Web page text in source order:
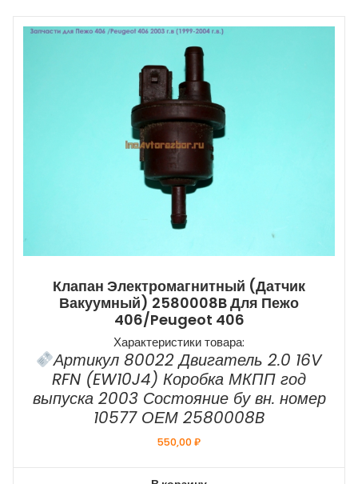
Клапан Электромагнитный (датчик
Вакуумный) 2580008B Для Пежо
406/Peugeot 406
Характеристики товара:
Артикул 80022 Двигатель 2.0 16V
RFN (EW10J4) Коробка МКПП год
выпуска 2003 Состояние бу вн. номер
10577 ОЕМ 2580008B
550,00₽